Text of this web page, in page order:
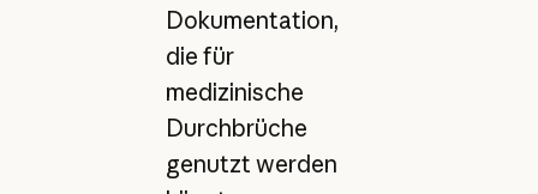
Dokumentation,
die für
medizinische
Durchbrüche
genutzt werden